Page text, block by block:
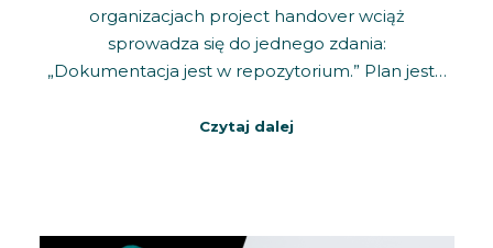
organizacjach project handover wciąż
sprowadza się do jednego zdania:
„Dokumentacja jest w repozytorium.” Plan jest…
Czytaj dalej